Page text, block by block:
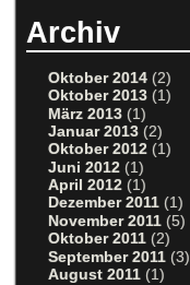
Archiv
Oktober 2014 (2)
Oktober 2013 (1)
März 2013 (1)
Januar 2013 (2)
Oktober 2012 (1)
Juni 2012 (1)
April 2012 (1)
Dezember 2011 (1)
November 2011 (5)
Oktober 2011 (2)
September 2011 (3)
August 2011 (1)